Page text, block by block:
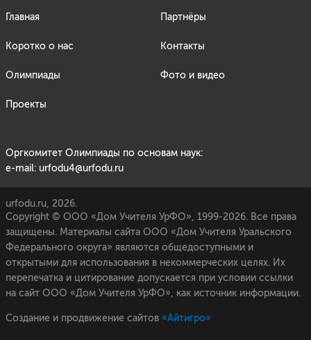
Главная
Коротко о нас
Олимпиады
Проекты
Партнёры
Контакты
Фото и видео
Оргкомитет Олимпиады по основам наук:
e-mail: urfodu4@urfodu.ru
urfodu.ru, 2026.
Copyright © ООО «Дом Учителя УрФО», 1999-2026. Все права
защищены. Материалы сайта ООО «Дом Учителя Уральского
Федерального округа» являются общедоступными и
открытыми для использования в некоммерческих целях. Их
перепечатка и цитирование допускается при условии ссылки
на сайт ООО «Дом Учителя УрФО», как источник информации.
Создание и продвижение сайтов «Айтигро»